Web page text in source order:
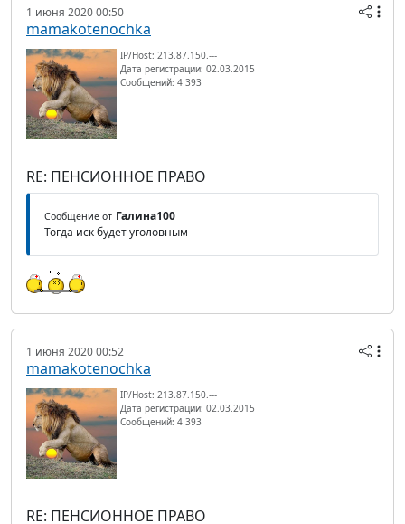
1 июня 2020 00:50
mamakotenochka
IP/Host: 213.87.150.---
Дата регистрации: 02.03.2015
Сообщений: 4 393
RE: ПЕНСИОННОЕ ПРАВО
Сообщение от Галина100
Тогда иск будет уголовным
1 июня 2020 00:52
mamakotenochka
IP/Host: 213.87.150.---
Дата регистрации: 02.03.2015
Сообщений: 4 393
RE: ПЕНСИОННОЕ ПРАВО